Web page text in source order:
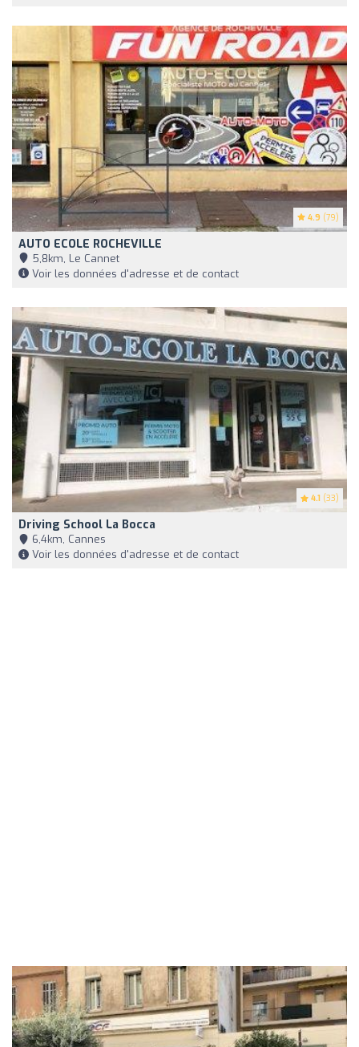
4.9 (79)
AUTO ECOLE ROCHEVILLE
5,8km, Le Cannet
Voir les données d'adresse et de contact
4.1 (33)
Driving School La Bocca
6,4km, Cannes
Voir les données d'adresse et de contact